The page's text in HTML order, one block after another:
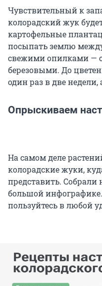
Чувствительный к
колорадский жук
картофельные
посыпать землю
свежими опилками —
березовыми. До
один раз в две
Опрыскиваем
На самом деле
колорадские жуки,
представить. Собрали
большой инфографике.
пользуйтесь в любой